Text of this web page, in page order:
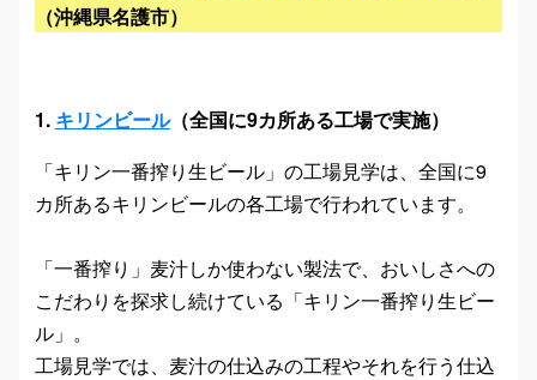
（沖縄県名護市）
1. キリンビール（全国に9カ所ある工場で実施）
「キリン一番搾り生ビール」の工場見学は、全国に9
カ所あるキリンビールの各工場で行われています。
「一番搾り」麦汁しか使わない製法で、おいしさへの
こだわりを探求し続けている「キリン一番搾り生ビー
ル」。
工場見学では、麦汁の仕込みの工程やそれを行う仕込